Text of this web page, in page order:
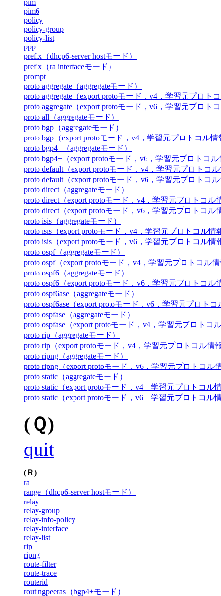
pim
pim6
policy
policy-group
policy-list
ppp
prefix（dhcp6-server hostモード）
prefix（ra interfaceモード）
prompt
proto aggregate（aggregateモード）
proto aggregate（export protoモード，v4，学習元プロト
proto aggregate（export protoモード，v6，学習元プロト
proto all（aggregateモード）
proto bgp（aggregateモード）
proto bgp（export protoモード，v4，学習元プロトコル情
proto bgp4+（aggregateモード）
proto bgp4+（export protoモード，v6，学習元プロトコ
proto default（export protoモード，v4，学習元プロトコ
proto default（export protoモード，v6，学習元プロトコ
proto direct（aggregateモード）
proto direct（export protoモード，v4，学習元プロトコル
proto direct（export protoモード，v6，学習元プロトコル
proto isis（aggregateモード）
proto isis（export protoモード，v4，学習元プロトコル情
proto isis（export protoモード，v6，学習元プロトコル情
proto ospf（aggregateモード）
proto ospf（export protoモード，v4，学習元プロトコル
proto ospf6（aggregateモード）
proto ospf6（export protoモード，v6，学習元プロトコル
proto ospf6ase（aggregateモード）
proto ospf6ase（export protoモード，v6，学習元プロト
proto ospfase（aggregateモード）
proto ospfase（export protoモード，v4，学習元プロトコ
proto rip（aggregateモード）
proto rip（export protoモード，v4，学習元プロトコル情
proto ripng（aggregateモード）
proto ripng（export protoモード，v6，学習元プロトコル
proto static（aggregateモード）
proto static（export protoモード，v4，学習元プロトコル
proto static（export protoモード，v6，学習元プロトコル
(Ｑ)
quit
(Ｒ)
ra
range（dhcp6-server hostモード）
relay
relay-group
relay-info-policy
relay-interface
relay-list
rip
ripng
route-filter
route-trace
routerid
routingpeeras（bgp4+モード）